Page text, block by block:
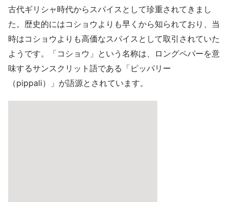
古代ギリシャ時代からスパイスとして珍重されてきまし
た。歴史的にはコショウよりも早くから知られており、当
時はコショウよりも高価なスパイスとして取引されていた
ようです。「コショウ」という名称は、ロングペパーを意
味するサンスクリット語である「ピッパリー
（pippali）」が語源とされています。